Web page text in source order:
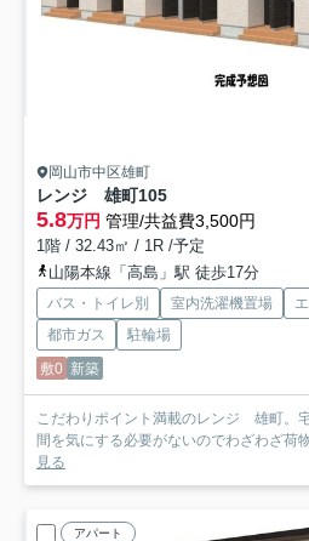
岡山市中区雄町
レンジ 雄町105
5.8万円 管理/共益費3,500円
1階 / 32.43㎡ / 1R /予定
山陽本線「高島」駅 徒歩17分
バス・トイレ別 室内洗濯機置場
都市ガス
駐輪場
敷0 新築
こだわりポイント満載のレンジ 雄町。
間を気にする必要がないのでわざわざ荷
見る
アパート